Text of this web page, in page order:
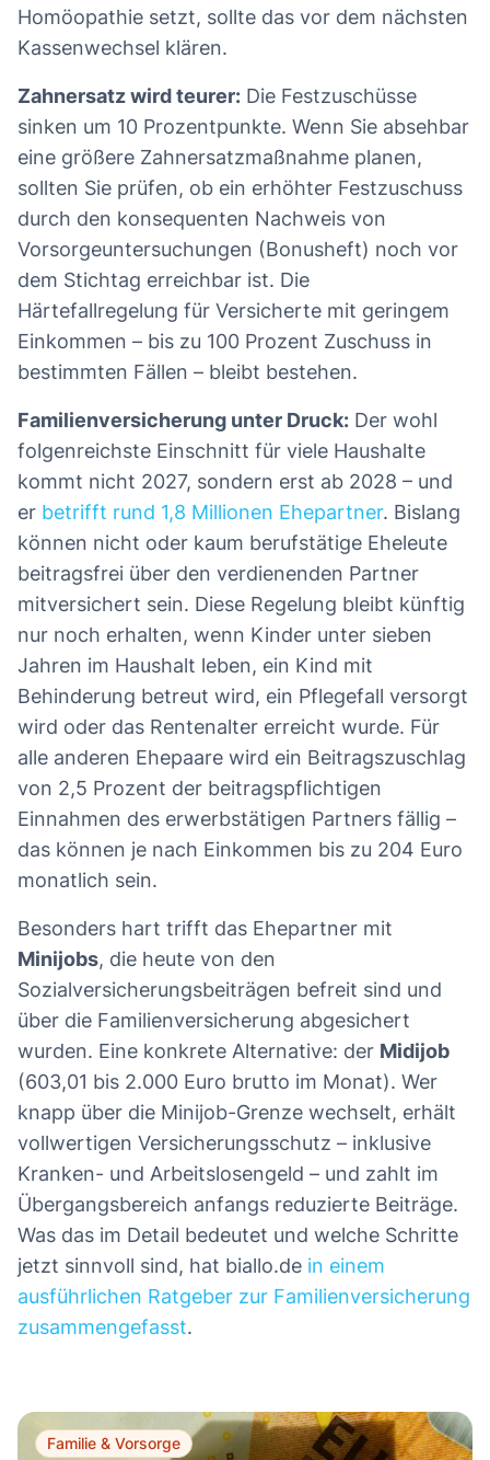
Homöopathie setzt, sollte das vor dem nächsten
Kassenwechsel klären.
Zahnersatz wird teurer: Die Festzuschüsse
sinken um 10 Prozentpunkte. Wenn Sie absehbar
eine größere Zahnersatzmaßnahme planen,
sollten Sie prüfen, ob ein erhöhter Festzuschuss
durch den konsequenten Nachweis von
Vorsorgeuntersuchungen (Bonusheft) noch vor
dem Stichtag erreichbar ist. Die
Härtefallregelung für Versicherte mit geringem
Einkommen – bis zu 100 Prozent Zuschuss in
bestimmten Fällen – bleibt bestehen.
Familienversicherung unter Druck: Der wohl
folgenreichste Einschnitt für viele Haushalte
kommt nicht 2027, sondern erst ab 2028 – und
er betrifft rund 1,8 Millionen Ehepartner. Bislang
können nicht oder kaum berufstätige Eheleute
beitragsfrei über den verdienenden Partner
mitversichert sein. Diese Regelung bleibt künftig
nur noch erhalten, wenn Kinder unter sieben
Jahren im Haushalt leben, ein Kind mit
Behinderung betreut wird, ein Pflegefall versorgt
wird oder das Rentenalter erreicht wurde. Für
alle anderen Ehepaare wird ein Beitragszuschlag
von 2,5 Prozent der beitragspflichtigen
Einnahmen des erwerbstätigen Partners fällig –
das können je nach Einkommen bis zu 204 Euro
monatlich sein.
Besonders hart trifft das Ehepartner mit
Minijobs, die heute von den
Sozialversicherungsbeiträgen befreit sind und
über die Familienversicherung abgesichert
wurden. Eine konkrete Alternative: der Midijob
(603,01 bis 2.000 Euro brutto im Monat). Wer
knapp über die Minijob-Grenze wechselt, erhält
vollwertigen Versicherungsschutz – inklusive
Kranken- und Arbeitslosengeld – und zahlt im
Übergangsbereich anfangs reduzierte Beiträge.
Was das im Detail bedeutet und welche Schritte
jetzt sinnvoll sind, hat biallo.de in einem
ausführlichen Ratgeber zur Familienversicherung
zusammengefasst.
Familie & Vorsorge